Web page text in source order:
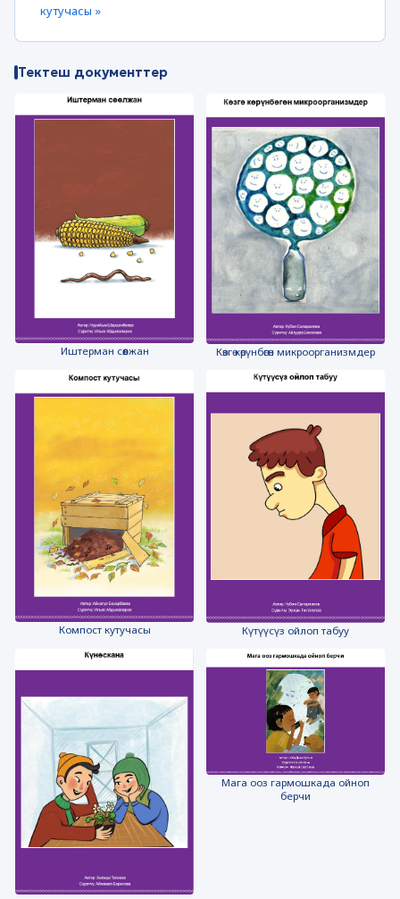
кутучасы »
Тектеш документтер
Иштерман сөөлжан Көзгө көрүнбөгөн микроорганизмдер
Компост кутучасы Күтүүсүз ойлоп табуу
Мага ооз гармошкада ойноп
берчи